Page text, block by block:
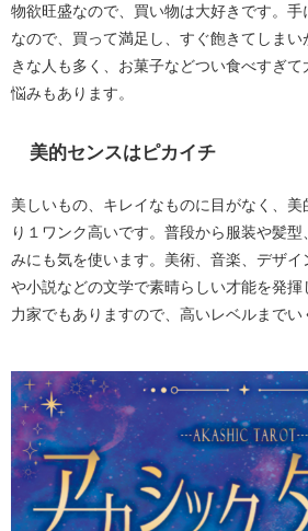
物欲旺盛なので、買い物は大好きです。手
なので、買って満足し、すぐ飽きてしま
きな人も多く、お菓子などつい食べすぎ
悩みもあります。
美的センスはピカイチ
美しいもの、キレイなものに目がなく、美
り１ワンク高いです。普段から服装や髪
みにも気を使います。美術、音楽、デザ
や小説などの文学で素晴らしい才能を発
力家でもありますので、高いレベルまでい